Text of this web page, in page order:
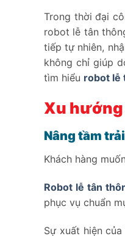
Trong thời đại
robot lễ tân
tiếp tự nhiên,
không chỉ giúp
tìm hiểu robot lễ
Xu
Nâng tầm
Khách hàng
Robot lễ tân
phục vụ chuẩn
Sự xuất hiện